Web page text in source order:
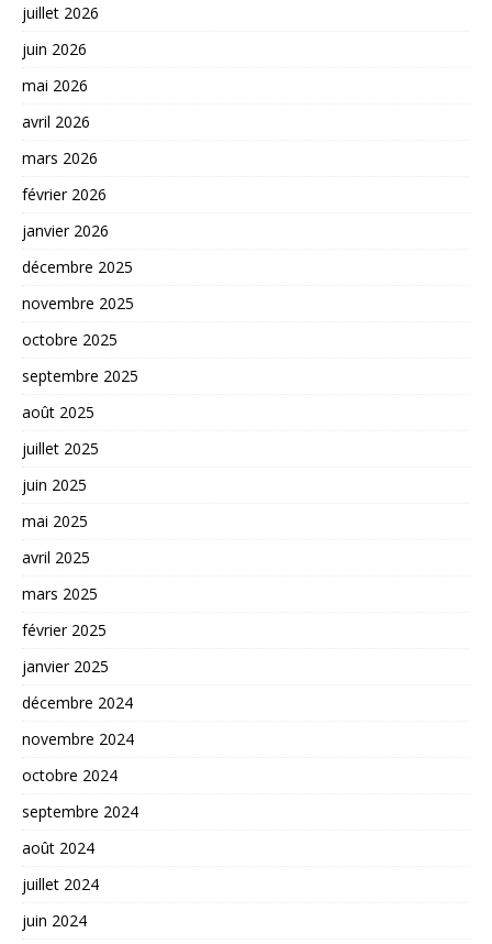
juillet 2026
juin 2026
mai 2026
avril 2026
mars 2026
février 2026
janvier 2026
décembre 2025
novembre 2025
octobre 2025
septembre 2025
août 2025
juillet 2025
juin 2025
mai 2025
avril 2025
mars 2025
février 2025
janvier 2025
décembre 2024
novembre 2024
octobre 2024
septembre 2024
août 2024
juillet 2024
juin 2024